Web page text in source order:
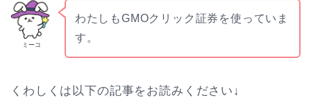
ミーコ
わたしもGMOクリック証券を使っていま
す。
くわしくは以下の記事をお読みください↓